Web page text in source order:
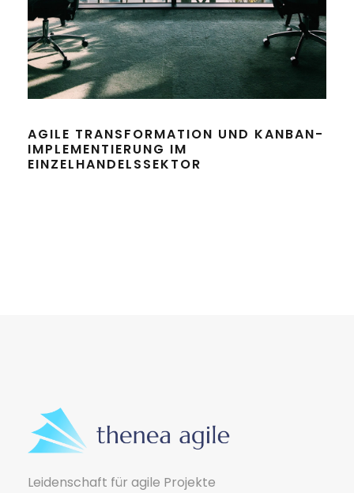
AGILE TRANSFORMATION UND KANBAN-
IMPLEMENTIERUNG IM
EINZELHANDELSSEKTOR
Leidenschaft für agile Projekte